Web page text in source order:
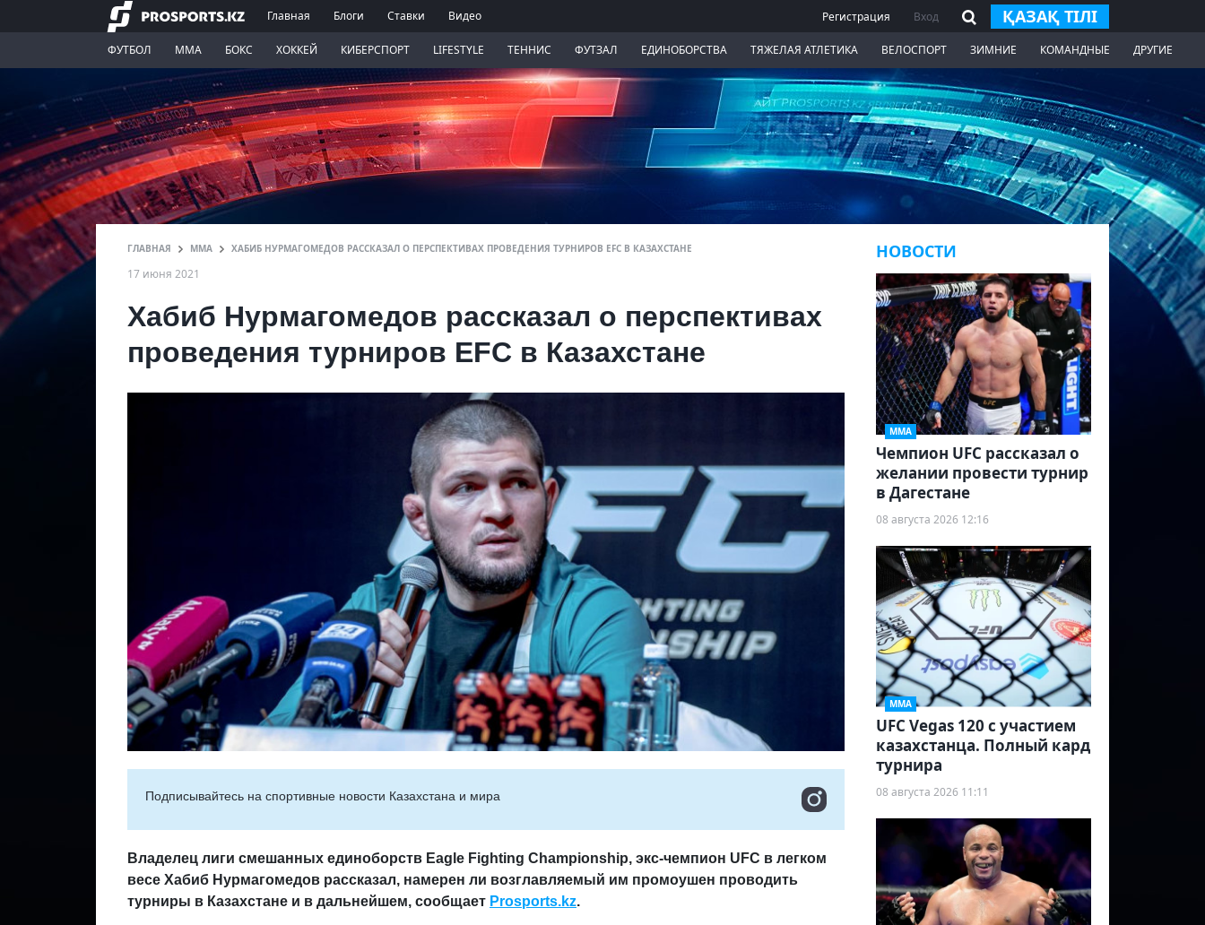
Главная Блоги Ставки Видео Регистрация Вход ҚАЗАҚ ТІЛІ
ФУТБОЛ ММА БОКС ХОККЕЙ КИБЕРСПОРТ LIFESTYLE ТЕННИС ФУТЗАЛ ЕДИНОБОРСТВА ТЯЖЕЛАЯ АТЛЕТИКА ВЕЛОСПОРТ ЗИМНИЕ КОМАНДНЫЕ ДРУГИЕ
ГЛАВНАЯ ММА ХАБИБ НУРМАГОМЕДОВ РАССКАЗАЛ О ПЕРСПЕКТИВАХ ПРОВЕДЕНИЯ ТУРНИРОВ EFC В КАЗАХСТАНЕ
17 июня 2021
Хабиб Нурмагомедов рассказал о перспективах
проведения турниров EFC в Казахстане
Подписывайтесь на cпортивные новости Казахстана и мира
Владелец лиги смешанных единоборств Eagle Fighting Championship, экс-чемпион UFC в легком
весе Хабиб Нурмагомедов рассказал, намерен ли возглавляемый им промоушен проводить
турниры в Казахстане и в дальнейшем, сообщает Prosports.kz.
НОВОСТИ
ММА
Чемпион UFC рассказал о
желании провести турнир
в Дагестане
08 августа 2026 12:16
ММА
UFC Vegas 120 с участием
казахстанца. Полный кард
турнира
08 августа 2026 11:11